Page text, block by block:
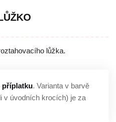
lůžka.
příplatku. Varianta v barvě
v úvodních krocích) je za